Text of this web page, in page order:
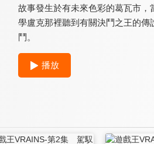
故事發生於有未來色彩的葛瓦市
學盧克那裡聽到有關決鬥之王的
鬥。
播放